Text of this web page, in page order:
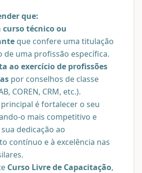
que:
curso técnico ou
que confere uma titulação
de uma profissão específica.
ao exercício de profissões
por conselhos de classe
COREN, CRM, etc.).
é fortalecer o seu
o mais competitivo e
dedicação ao
contínuo e à excelência nas
Curso Livre de Capacitação,